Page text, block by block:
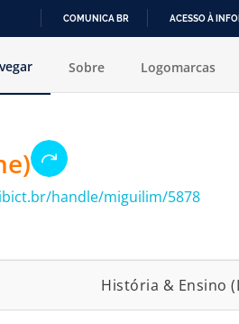
COMUNICA BR ACESSO À
Sobre Logomarcas
handle/miguilim/5878
História & Ensino